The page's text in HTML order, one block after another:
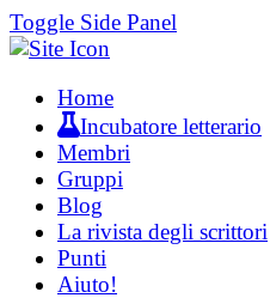
Toggle Side Panel
Home
Incubatore letterario
Membri
Gruppi
Blog
La rivista degli scrittori
Punti
Aiuto!